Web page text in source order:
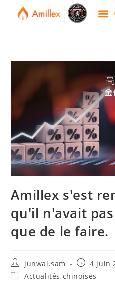
Amillex s'est
qu'il n'avait
que de le faire.
junwai.sam
4 juin
Actualités chinoises